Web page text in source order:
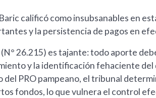
calificó como insubsanables en
y la persistencia de pagos en
26.215) es tajante: todo aporte
y la identificación fehaciente del
PRO pampeano, el tribunal
fondos, lo que vulnera el control